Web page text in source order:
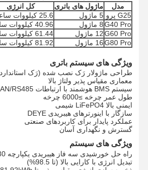
مدل ماژول های باتری کل انرژی
G25 پرو
5 ماژول 25.6 کیلووات ساعت
G40 Pro8 ماژول 40.96 کیلووات ساعت
G60 Pro12 ماژول 61.44 کیلووات ساعت
G80 Pro16 ماژول 81.92 کیلووات ساعت
ویژگی های سیستم باتری
طراحی ماژولار رَک نصب شده (رَک استاندارد 19 اینچی)
معماری مقیاس پذیر ولتاژ بالا
سیستم BMS هوشمند با ارتباطات CAN/RS485
طول عمر چرخه ≥6000 چرخه
ایمنی بالا LiFePO4 شیمی
سازگار با اینورترهای هیبریدی DEYE
عملکرد پایدار برای کاربردهای صنعتی
گسترش و نگهداری آسان
ویژگی های سیستم
راه حل خورشیدی سه فاز هیبریدی یکپارچه 30 کیلو وات
تبدیل انرژی با کارایی بالا (تا 98.5%)